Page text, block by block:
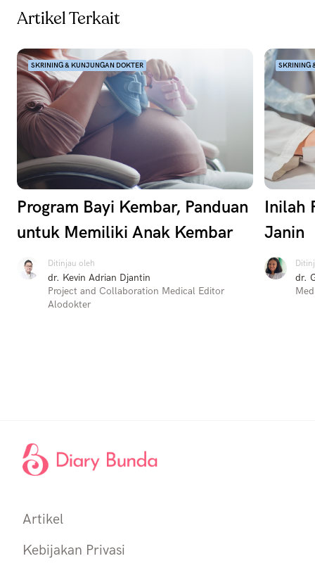
Artikel Terkait
SKRINING & KUNJUNGAN DOKTER
Program Bayi Kembar, Panduan
untuk Memiliki Anak Kembar
Ditinjau oleh
dr. Kevin Adrian Djantin
Project and Collaboration Medical Editor
Alodokter
SKRINING
Inilah
Janin
dr.
Artikel
Kebijakan Privasi